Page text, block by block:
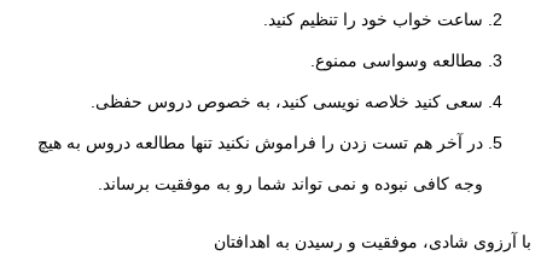
ساعت خواب خود را تنظیم کنید.
مطالعه وسواسی ممنوع.
سعی کنید خلاصه نویسی کنید، به خصوص دروس حفظی.
در آخر هم تست زدن را فراموش نکنید تنها مطالعه دروس به هیچ
وجه کافی نبوده و نمی تواند شما رو به موفقیت برساند.
با آرزوی شادی، موفقیت و رسیدن به اهدافتان